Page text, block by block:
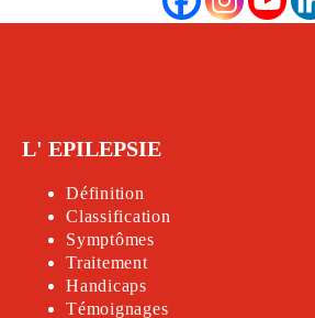
L' EPILEPSIE
Définition
Classification
Symptômes
Traitement
Handicaps
Témoignages